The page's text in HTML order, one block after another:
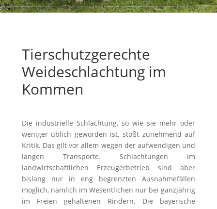
Tierschutzgerechte
Weideschlachtung im
Kommen
Die industrielle Schlachtung, so wie sie mehr oder
weniger üblich geworden ist, stößt zunehmend auf
Kritik. Das gilt vor allem wegen der aufwendigen und
langen Transporte. Schlachtungen im
landwirtschaftlichen Erzeugerbetrieb sind aber
bislang nur in eng begrenzten Ausnahmefällen
möglich, nämlich im Wesentlichen nur bei ganzjährig
im Freien gehaltenen Rindern. Die bayerische